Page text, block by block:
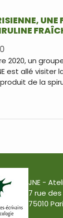
UNE
2020, un
est allé visiter
de la
JNE -
7 rue
75010